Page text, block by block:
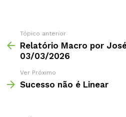
Tópico anterior
Relatório Macro por
03/03/2026
Ver Próximo
Sucesso não é Linear